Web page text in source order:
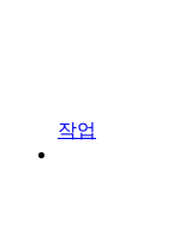
작업